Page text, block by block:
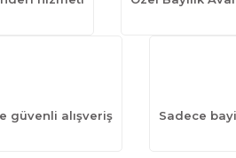
güvenli alışveriş Sadece